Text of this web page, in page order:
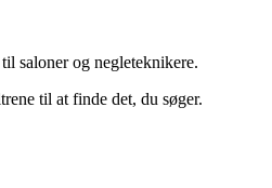
saloner og negleteknikere.
til at finde det, du søger.